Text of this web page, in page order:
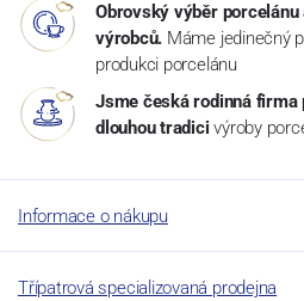
Obrovský výběr
výrobců. Máme jedinečný
produkci porcelánu
Jsme česká rodinná
dlouhou tradici výroby
Informace o nákupu
Třípatrová specializovaná prodejna